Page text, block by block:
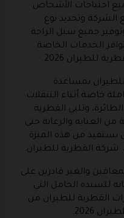
احتياجات الأشخاص
الشركة وتحديد نوع
جميع سبل الراحة
الخدمات الخاصة
للطيران 2026.
بمساعدة
خاصة أثناء التنقلات
وتلبي القطرية
العناية والرعاية حتى
يستفيد من هذه الميزة
القطرية للطيران.
والغير قادرين على
للسيدة الحامل التي
القطرية للطيران من
2026.